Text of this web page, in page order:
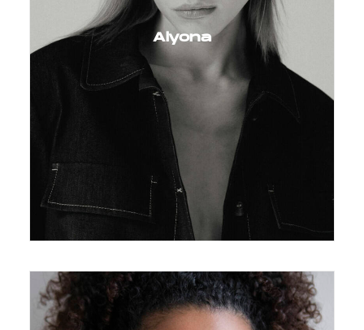
Alyona